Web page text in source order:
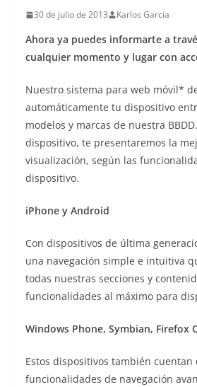
30 de julio de 2013 Karlos García
Ahora ya puedes informarte a
cualquier momento y lugar con
Nuestro sistema para web móvil*
automáticamente tu dispositivo
modelos y marcas de nuestra
dispositivo, te presentaremos la
visualización, según las
dispositivo.
iPhone y Android
Con dispositivos de última
una navegación simple e intuitiva
todas nuestras secciones y
funcionalidades al máximo para
Windows Phone, Symbian, Firefox
Estos dispositivos también cuentan
funcionalidades de navegación